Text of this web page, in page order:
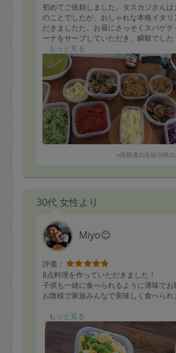
初めてご依頼しました。タスカジさんは
のことでしたが、おしゃれな本格イタリ
だきましたた。お昼にさっそくスパゲテ
ーナをサーブしていただき、瞬殺でした
野菜たっぷりで優しい素材の味が引き立
ので、これまた夜ご飯にしたラグーソ
も飽きずにいただけました！
★メニュー
アマトリチャーナ
ラグーソース
ブロッコリー、菜の花のサラダ
ポテトサラダ
紫キャベツサラダ
ゴボウ、レンコンのバルサミコきんぴら
もっと見る
※依頼者の依頼当時の
30代 女性より
Miyo😊
評価：
8点料理を作っていただきました！
子供も一緒に食べられるように薄味でお
お陰様で家族みんなで美味しく食べられ
特に牛のラグーソース、カリフラワーの
味しかったです。
後片付けも綺麗にやっていただき、コン
なっていました。
もっと見る